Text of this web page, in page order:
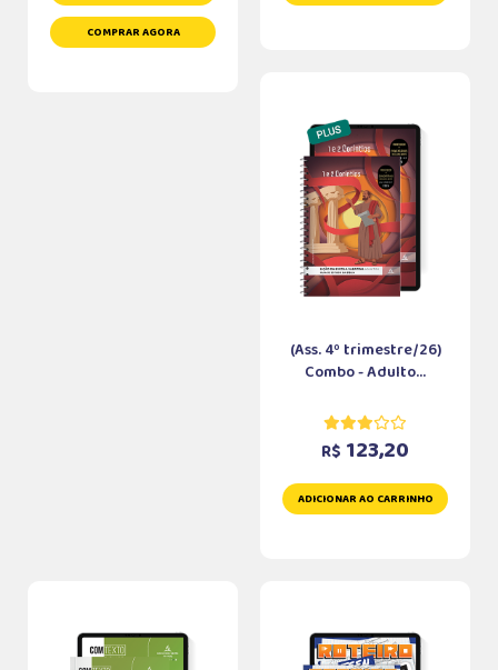
COMPRAR AGORA
(Ass. 4º trimestre/26)
Combo - Adulto...
R$ 123,20
ADICIONAR AO CARRINHO